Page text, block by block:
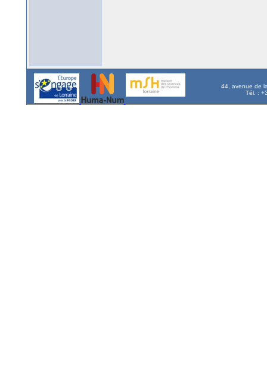
44, avenue de
Tél. :